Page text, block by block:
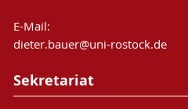
E-Mail:
dieter.bauer@uni-rostock.de
Sekretariat